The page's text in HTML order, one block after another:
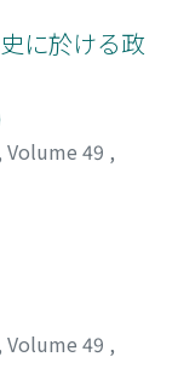
に於ける政
Volume 49 ,
Volume 49 ,